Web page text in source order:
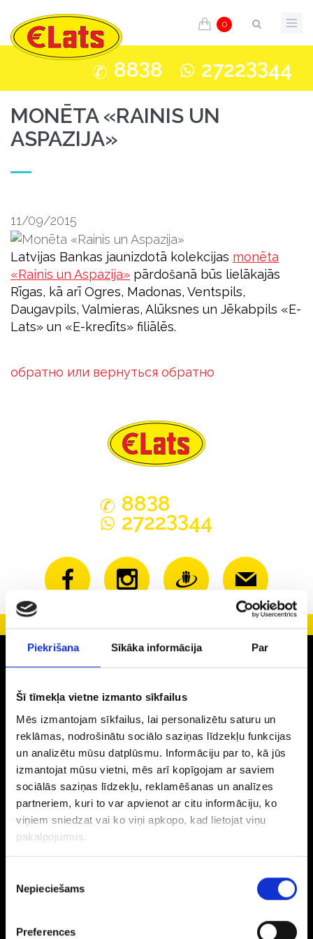
Piekrišana Sīkāka informācija Par
Šī tīmekļa vietne izmanto sīkfailus
Mēs izmantojam sīkfailus, lai personalizētu saturu un
reklāmas, nodrošinātu sociālo saziņas līdzekļu funkcijas
un analizētu mūsu datplūsmu. Informāciju par to, kā jūs
izmantojat mūsu vietni, mēs arī kopīgojam ar saviem
sociālās saziņas līdzekļu, reklamēšanas un analīzes
partneriem, kuri to var apvienot ar citu informāciju, ko
viņiem sniedzat vai ko viņi apkopo, kad lietojat viņu
pakalpojumus.
izvēle
Nepieciešams
Preferences
0
8838 27223344
MONĒTA «RAINIS UN
ASPAZIJA»
11/09/2015
Latvijas Bankas jaunizdotā kolekcijas monēta
«Rainis un Aspazija» pārdošanā būs lielākajās
Rīgas, kā arī Ogres, Madonas, Ventspils,
Daugavpils, Valmieras, Alūksnes un Jēkabpils «E-
Lats» un «E-kredīts» filiālēs.
обратно или вернуться обратно
8838
27223344
Зoлoтo
Серьги
Кольца
Oбручальные кольца
Цепочки
Кулоны
Аксесcуары
Серебрo
Серьги
Кольца
Цепочки
Аксесcуары